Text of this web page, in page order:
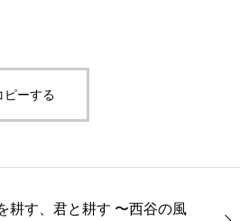
ピーする
耕す、君と耕す 〜西谷の風